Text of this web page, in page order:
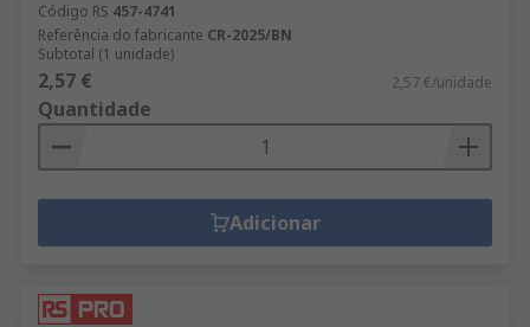
Código RS 457-4741
Referência do fabricante CR-2025/BN
Subtotal (1 unidade)
2,57 € 2,57 €/unidade
Quantidade
Adicionar